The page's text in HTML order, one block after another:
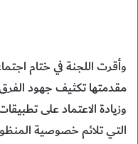
وأقرت اللجنة في ختام
مقدمتها تكثيف جهود الفرق
وزيادة الاعتماد على
التي تلائم خصوصية